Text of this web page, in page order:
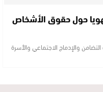
حول حقوق الأشخاص
والإدماج الاجتماعي والأسرة